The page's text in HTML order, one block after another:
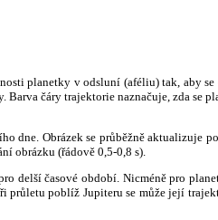
planetky v odsluní (aféliu) tak, aby
čáry trajektorie naznačuje, zda se
dne. Obrázek se průběžně aktualizuje
obrázku (řádově 0,5-0,8 s).
delší časové období. Nicméně pro
průletu poblíž Jupiteru se může její